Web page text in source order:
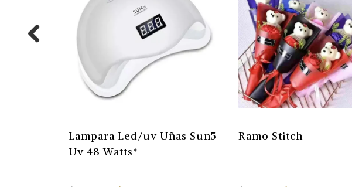
Lampara Led/uv Uñas Sun5
Uv 48 Watts*
Ramo Stitch